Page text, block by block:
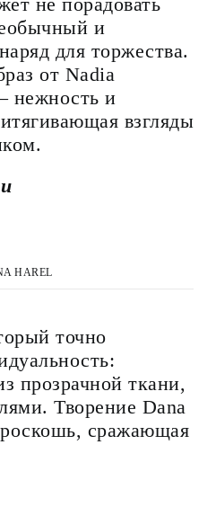
и
для торжества.
от Nadia
нежность и
взгляды
HAREL
точно
прозрачной ткани,
Творение Dana
сражающая